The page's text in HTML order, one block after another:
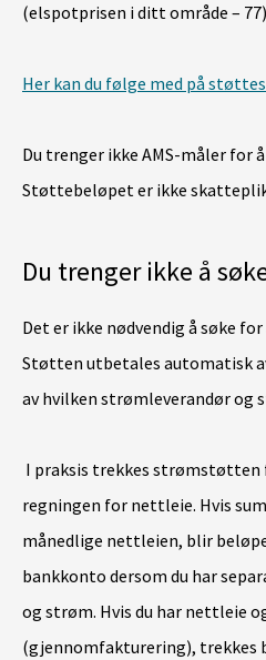
(elspotprisen i ditt område – 77)
Her kan du følge med på
Du trenger ikke AMS-måler
Støttebeløpet er ikke
Du trenger ikke å
Det er ikke nødvendig å søke
Støtten utbetales automatisk
av hvilken strømleverandør og
I praksis trekkes strømstøtten
regningen for nettleie. Hvis
månedlige nettleien, blir
bankkonto dersom du har
og strøm. Hvis du har nettleie
(gjennomfakturering), trekkes